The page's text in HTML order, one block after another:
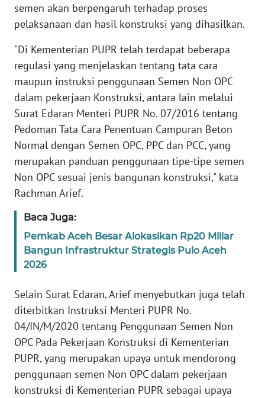
semen akan berpengaruh terhadap proses
pelaksanaan dan hasil konstruksi yang dihasilkan.
"Di Kementerian PUPR telah terdapat beberapa
regulasi yang menjelaskan tentang tata cara
maupun instruksi penggunaan Semen Non OPC
dalam pekerjaan Konstruksi, antara lain melalui
Surat Edaran Menteri PUPR No. 07/2016 tentang
Pedoman Tata Cara Penentuan Campuran Beton
Normal dengan Semen OPC, PPC dan PCC, yang
merupakan panduan penggunaan tipe-tipe semen
Non OPC sesuai jenis bangunan konstruksi," kata
Rachman Arief.
Baca Juga:
Pemkab Aceh Besar Alokasikan Rp20 Miliar
Bangun Infrastruktur Strategis Pulo Aceh
2026
Selain Surat Edaran, Arief menyebutkan juga telah
diterbitkan Instruksi Menteri PUPR No.
04/IN/M/2020 tentang Penggunaan Semen Non
OPC Pada Pekerjaan Konstruksi di Kementerian
PUPR, yang merupakan upaya untuk mendorong
penggunaan semen Non OPC dalam pekerjaan
konstruksi di Kementerian PUPR sebagai upaya
WN
SUMUT
WN
JAKARTA
WN
JABAR
WN
NTT
KEPRI
WN
PAPUA
BARAT
WN